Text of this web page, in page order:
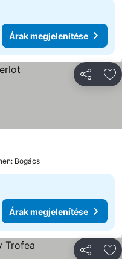
Árak megjelenítése
Bogács
Árak megjelenítése